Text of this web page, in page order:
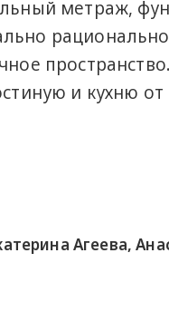
метраж,
и кухню
Агеева,